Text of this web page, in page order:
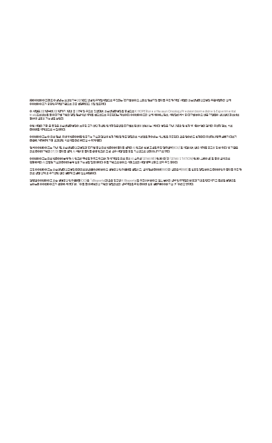
㈜아이티아이즈(대표 이성남)는 보건복지부 2025년도 핵심 연구개발사업으로 추진되는 '디지털 바이오 스마트 임상지원 플랫폼 구축 및 개발' 사업의 화순전남대학교병원 주관사업자와 함께
아이티아이즈가 공동연구개발기관으로 최종 선정됐다고 30일 발표했다.
이 사업은 2025년부터 2027년까지 3년간 총 176억 원 규모로 진행되며, 화순전남대병원을 중심으로 K-HOPE(Korea-Hwasun Oncology Precision biomedicine & Experimental
trials)프로젝트를 통해 디지털 기반의 정밀 임상시험 체계를 선도적으로 구축한다는 계획이다. 아이티아이즈와 함께 제이에스링크, 씨앤알리서치 등 디지털 바이오 전문 기업들이 산학협력 파트너로
참여해 실용화 가능성을 높인다.
이번 사업의 가장 큰 특징은 화순전남대병원이 보유한 국가 전략 자산인 인체자원은행을 디지털로 완전히 전환하는 것이다. 병원은 지난 15년간 암 환자 약 4만여 명의 검체와 유전자 정보, 치료
데이터를 체계적으로 수집해왔다.
아이티아이즈는 이 의료 임상, 유전체 빅데이터를 인공지능 기술과 결합해 환자 개인별 맞춤 정밀의료 치료법을 찾아내는 시스템을 구축한다. 같은 암이라도 환자마다 유전자나 면역 상태가 다르기
때문에, 각자에게 가장 효과적인 치료제를 미리 예측할 수 있게 된다.
앞서 아이티아이즈는 지난 5월 화순전남대학교병원과 ‘디지털 통합 의료 빅데이터 플랫폼 설계와 AI 인프라 환경 조성을 위한 업무협약(MOU)’을 체결하며, 협력 체계를 공고히 한 바 있다. 양 기관은
의료 데이터 기반의 DT/DI 플랫폼 설계, AI 서버 등 플랫폼 운영 인프라 조성, 신규 사업 발굴 등을 지속적으로 확대해 나가기로 했다.
아이티아이즈는 의료 빅데이터 분석 및 AI 인프라 역량을 갖추고 있으며, 자체 개발한 의료 특화 AI 솔루션 ‘GENAI ME(제나이 미)’와 ‘GENAI STATION(제나이 스테이션)’을 통해 실제 의료
현장에서의 AI 모델링 기술과 데이터 분석 활용 가능성을 입증해왔다. 이를 기반으로 바이오 시장으로의 사업 영역 확장도 적극 추진 중이다.
또한 아이티아이즈는 화순전남대학교병원 미래의료혁신센터 내에 바이오 생명공학 연구센터를 설립하고, 실제 임상 데이터(RWD)와 실증근거(RWE)를 활용한 정밀 바이오 데이터 연구 플랫폼 구축 및
의료·산업·학계 간 유기적인 협력 생태계 조성에 힘쓸 예정이다.
김영철 아이티아이즈 화순 생명공학 연구센터장(CIO)은 “cBioportal과 같은 한국형 K-Bioportal을 구축하여 바이오 헬스 분야의 신약 연구개발의 비용과 기간을 단축시키고 글로벌 경쟁력을
높이는데 아이티아이즈가 선봉에 서겠다”며, “이를 통해 예방의학 기반의 정밀의료와 신약개발을 위한 데이터 활용 생태계에 이바지할 것“이라고 밝혔다.